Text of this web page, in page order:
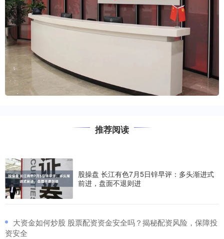
推荐阅读
股操盘 长江有色7月5日锌早评：多头渐进式
前进，盘面不退则进
​大资金如何炒股 股票配资资金安全吗？揭秘配资风险，保障投
资安全